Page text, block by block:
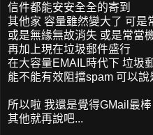
信件都能安安全全的寄到
其他家 容量雖然變大了 可是
或是無緣無故消失 或是常當
再加上現在垃圾郵件盛行
在大容量EMAIL時代下 垃圾
能不能有效阻擋spam 可以
所以啦 我還是覺得GMail最
其他就再說吧...